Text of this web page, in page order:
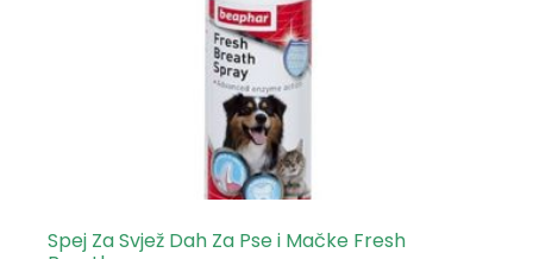
Spej Za Svjež Dah Za Pse i Mačke Fresh